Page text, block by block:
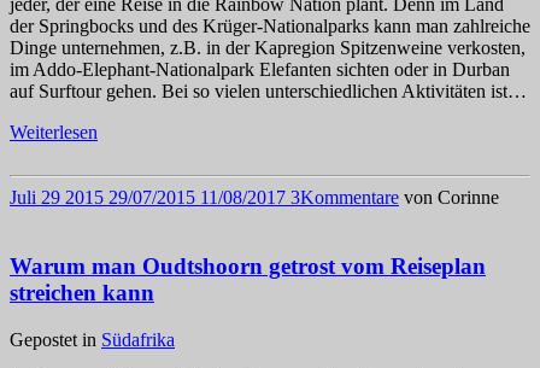
jeder, der eine Reise in die Rainbow Nation plant. Denn im Land
der Springbocks und des Krüger-Nationalparks kann man zahlreiche
Dinge unternehmen, z.B. in der Kapregion Spitzenweine verkosten,
im Addo-Elephant-Nationalpark Elefanten sichten oder in Durban
auf Surftour gehen. Bei so vielen unterschiedlichen Aktivitäten ist…
Weiterlesen
Juli 29 2015 29/07/2015 11/08/2017 3Kommentare von Corinne
Warum man Oudtshoorn getrost vom Reiseplan
streichen kann
Gepostet in Südafrika